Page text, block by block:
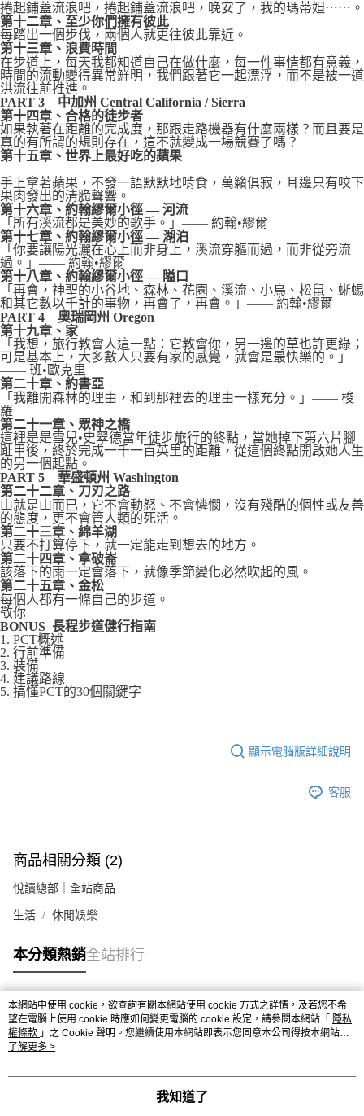
捲起鋪蓋流浪吧，捲起鋪蓋流浪吧，晚安了，我的瑪蒂妲⋯⋯。
第十二章、至少你們擁有彼此
每踏出一個步伐，兩個人就更往彼此靠近。
第十三章、浪費時間
在步道上，每天我都知道自己在做什麼，每一件事情都有意義，
時間的流動變得異常鮮明，我們跟著它一起漂浮，而不是被一道
洪流往前推進。
PART 3 中加州 Central California / Sierra
第十四章、合格的徒步者
如果執著在距離的完成度，那跟走路機器有什麼兩樣？而且要是
真的有所謂的規則存在，這不就變成一場競賽了嗎？
第十五章、世界上最好吃的蘋果
手上拿著蘋果，不發一語默默地啃食，萬籟俱寂，耳邊只有咬下
果肉發出的清脆聲響。
第十六章、約翰繆爾小徑 — 河流
「所有溪流都是美妙的歌手。」—— 約翰•繆爾
第十七章、約翰繆爾小徑 — 湖泊
「你要讓陽光灑在心上而非身上，溪流穿軀而過，而非從旁流
過。」—— 約翰•繆爾
第十八章、約翰繆爾小徑 — 隘口
「再會，神聖的小谷地、森林、花園、溪流、小鳥、松鼠、蜥蜴
和其它數以千計的事物，再會了，再會。」—— 約翰•繆爾
PART 4 奧瑞岡州 Oregon
第十九章、家
「我想，旅行教會人這一點：它教會你，另一邊的草也許更綠；
可是基本上，大多數人只要有家的感覺，就會是最快樂的。」
—— 班•歐克里
第二十章、約書亞
「我離開森林的理由，和到那裡去的理由一樣充分。」—— 梭
羅
第二十一章、眾神之橋
這裡是是雪兒•史翠德當年徒步旅行的終點，當她掉下第六片腳
趾甲後，終於完成一千一百英里的距離，從這個終點開啟她人生
的另一個起點。
PART 5 華盛頓州 Washington
第二十二章、刀刃之路
山就是山而已，它不會動怒、不會憐憫，沒有殘酷的個性或友善
的態度，更不會管人類的死活。
第二十三章、綿羊湖
只要不打算停下，就一定能走到想去的地方。
第二十四章、拿破崙
該落下的雨一定會落下，就像季節變化必然吹起的風。
第二十五章、金松
每個人都有一條自己的步道。
敬你
BONUS 長程步道健行指南
1. PCT概述
2. 行前準備
3. 裝備
4. 建議路線
5. 搞懂PCT的30個關鍵字
顯示電腦版詳細說明
客服
商品相關分類 (2)
悅讀總部｜全站商品
生活 休閒娛樂
本分類熱銷全站排行
熱門標籤
本網站中使用 cookie，欲查詢有關本網站使用 cookie 方式之詳情，及若您不希
望在電腦上使用 cookie 時應如何變更電腦的 cookie 設定，請參閱本網站「 隱私
權條款 」之 Cookie 聲明。您繼續使用本網站即表示您同意本公司得按本網站使
用條款之 Cookie 聲明使用 cookie。
了解更多 >
我知道了